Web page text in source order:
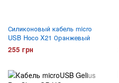
Силиконовый кабель micro
USB Hoco X21 Оранжевый
255 грн